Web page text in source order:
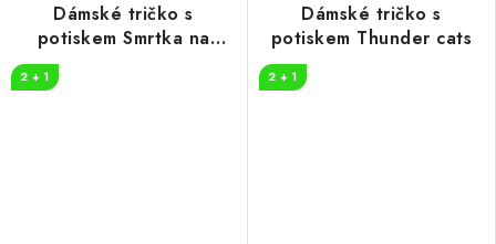
Dámské tričko s
potiskem Smrtka na
2 + 1
Dámské tričko s
potiskem Thunder cats
2 + 1